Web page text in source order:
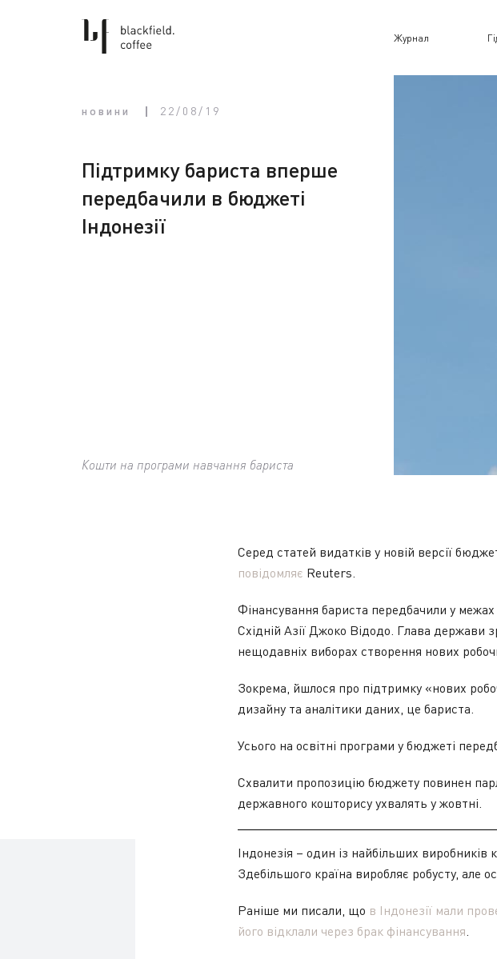
Журнал
новини 22/08/19
Підтримку бариста вперше
передбачили в бюджеті
Індонезії
Кошти на програми навчання бариста
Серед статей видатків у новій версії
повідомляє Reuters.
Фінансування бариста передбачили у
Східній Азії Джоко Відодо. Глава держави
нещодавніх виборах створення нових
Зокрема, йшлося про підтримку «нових
дизайну та аналітики даних, це бариста.
Усього на освітні програми у бюджеті
Схвалити пропозицію бюджету повинен
державного кошторису ухвалять у жовтні.
Індонезія – один із найбільших виробників
Здебільшого країна виробляє робусту, але
Раніше ми писали, що в Індонезії мали
його відклали через брак фінансування.